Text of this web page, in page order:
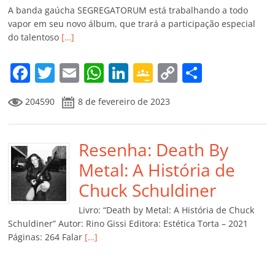
A banda gaúcha SEGREGATORUM está trabalhando a todo
vapor em seu novo álbum, que trará a participação especial
do talentoso […]
F
a
c
e
b
o
o
k
T
w
itt
er
E
m
ai
l
W
at
s
A
p
p
Li
k
e
dI
n
G
o
o
gl
e
Cl
a
ss
ro
C
y
Li
n
k
p
ar
til
h
ar
204590 8 de fevereiro de 2023
Resenha: Death By
Metal: A História de
Chuck Schuldiner
Livro: “Death by Metal: A História de Chuck
Schuldiner” Autor: Rino Gissi Editora: Estética Torta – 2021
Páginas: 264 Falar […]